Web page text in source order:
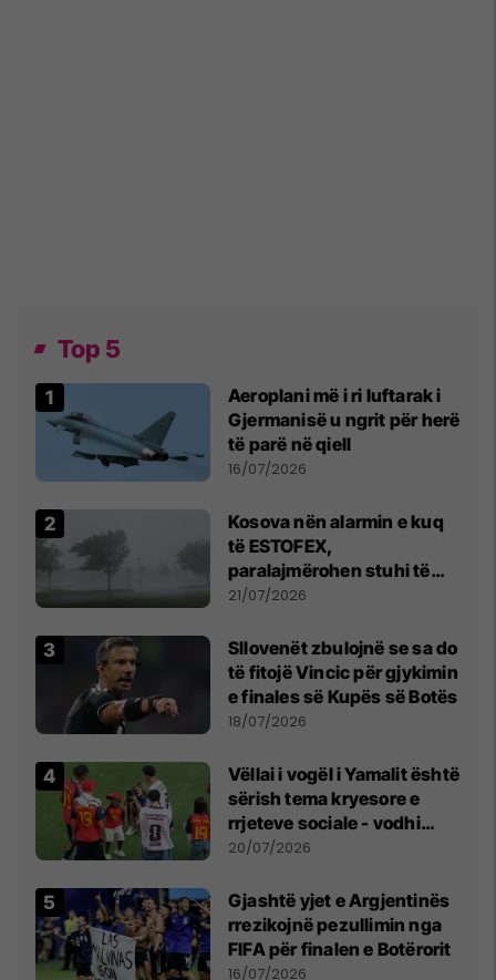
Top 5
Aeroplani më i ri luftarak i
Gjermanisë u ngrit për herë
të parë në qiell
16/07/2026
Kosova nën alarmin e kuq
të ESTOFEX,
paralajmërohen stuhi të
fuqishme me breshër dhe
21/07/2026
Sllovenët zbulojnë se sa do
të fitojë Vincic për gjykimin
e finales së Kupës së Botës
18/07/2026
Vëllai i vogël i Yamalit është
sërish tema kryesore e
rrjeteve sociale - vodhi
vëmendjen pas finales së
20/07/2026
Gjashtë yjet e Argjentinës
rrezikojnë pezullimin nga
FIFA për finalen e Botërorit
16/07/2026